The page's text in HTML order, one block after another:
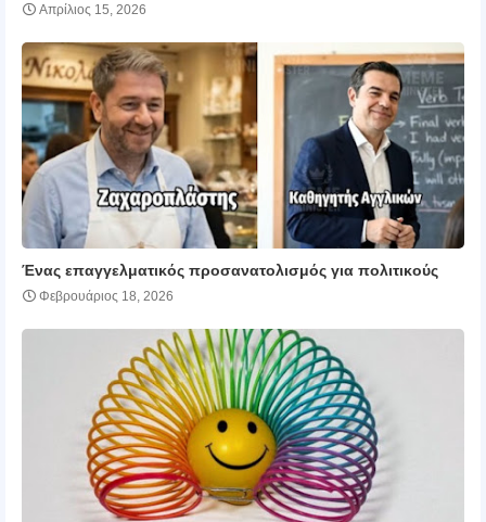
Απρίλιος 15, 2026
Ένας επαγγελματικός προσανατολισμός για πολιτικούς
Φεβρουάριος 18, 2026